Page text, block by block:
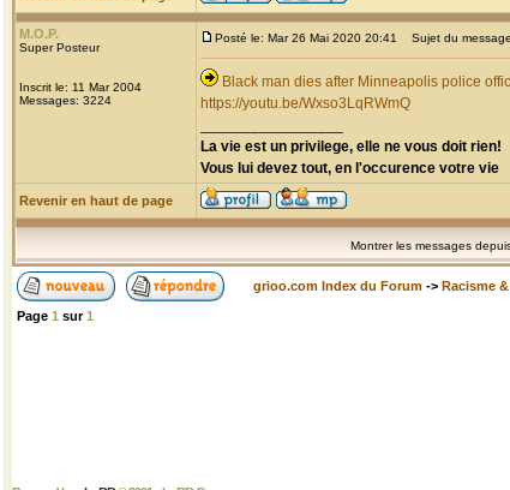
M.O.P.
Super Posteur
Inscrit le: 11 Mar 2004
Messages: 3224
Posté le: Mar 26 Mai 2020 20:41 Sujet du
Black man dies after Minneapolis police
https://youtu.be/Wxso3LqRWmQ
La vie est un privilege, elle ne vous doit rien!
Vous lui devez tout, en l'occurence votre vie
Revenir en haut de page
Montrer les messages
grioo.com Index du Forum -> Racisme
Page 1 sur1